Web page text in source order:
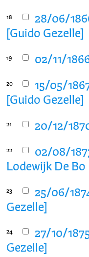
18
28/06/
[Guido Gezelle]
19 02/11/
20
15/05/
[Guido Gezelle]
21 20/12/
22
02/08/
Lodewijk De Bo
23
25/06/
Gezelle]
24
27/10/
Gezelle]